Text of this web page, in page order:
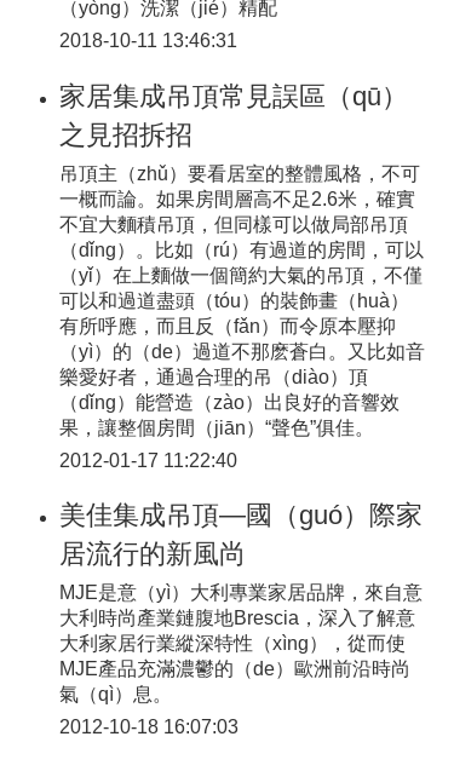
（yòng）洗潔（jié）精配
2018-10-11 13:46:31
家居集成吊頂常見誤區（qū）
之見招拆招
吊頂主（zhǔ）要看居室的整體風格，不可
一概而論。如果房間層高不足2.6米，確實
不宜大麵積吊頂，但同樣可以做局部吊頂
（dǐng）。比如（rú）有過道的房間，可以
（yǐ）在上麵做一個簡約大氣的吊頂，不僅
可以和過道盡頭（tóu）的裝飾畫（huà）
有所呼應，而且反（fǎn）而令原本壓抑
（yì）的（de）過道不那麽蒼白。又比如音
樂愛好者，通過合理的吊（diào）頂
（dǐng）能營造（zào）出良好的音響效
果，讓整個房間（jiān）“聲色”俱佳。
2012-01-17 11:22:40
美佳集成吊頂—國（guó）際家
居流行的新風尚
MJE是意（yì）大利專業家居品牌，來自意
大利時尚產業鏈腹地Brescia，深入了解意
大利家居行業縱深特性（xìng），從而使
MJE產品充滿濃鬱的（de）歐洲前沿時尚
氣（qì）息。
2012-10-18 16:07:03